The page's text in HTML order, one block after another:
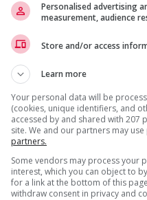
Arts et métiers de la mode
Cadres supérieurs
Comptabilité / Assurance
Droit
Personalised advertising
measurement, audience
Store and/or access
Learn more
Your personal data will be
(cookies, unique identifiers, and
accessed by and shared with 207
site. We and our partners may
partners.
Some vendors may process your
interest, which you can object to
for a link at the bottom of this
withdraw consent in privacy and